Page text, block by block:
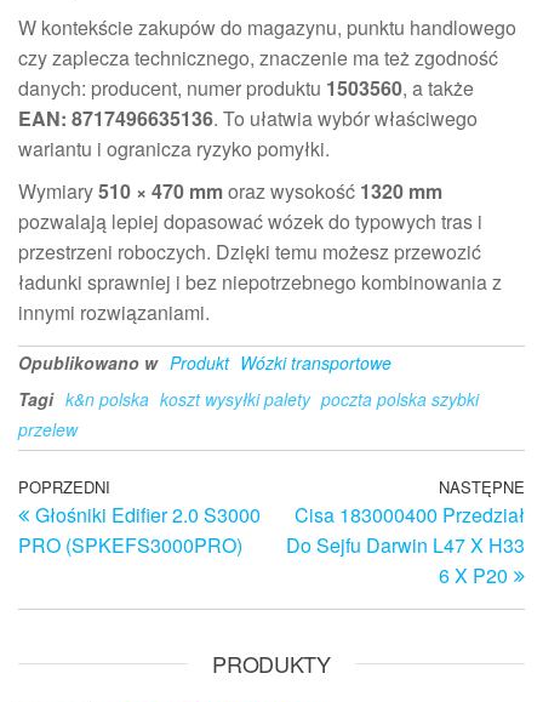
W kontekście zakupów do magazynu, punktu handlowego
czy zaplecza technicznego, znaczenie ma też zgodność
danych: producent, numer produktu 1503560, a także
EAN: 8717496635136. To ułatwia wybór właściwego
wariantu i ogranicza ryzyko pomyłki.
Wymiary510 × 470 mmoraz wysokość 1320 mm
pozwalają lepiej dopasować wózek do typowych tras i
przestrzeni roboczych. Dzięki temu możesz przewozić
ładunki sprawniej i bez niepotrzebnego kombinowania z
innymi rozwiązaniami.
Opublikowano w Produkt Wózki transportowe
Tagi k&n polska koszt wysyłki palety poczta polska szybki
przelew
Nawigacja
wpisu
Poprzedni
wpis
POPRZEDNI
Głośniki Edifier 2.0 S3000
PRO (SPKEFS3000PRO)
NASTĘPNE
Cisa 183000400 Przedział
Do Sejfu Darwin L47 X H33
6 X P20
PRODUKTY